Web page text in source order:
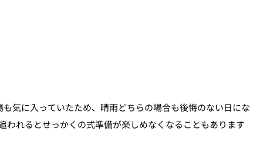
気に入っていたため、晴雨どちらの場合も後悔のない日にな
れるとせっかくの式準備が楽しめなくなることもあります